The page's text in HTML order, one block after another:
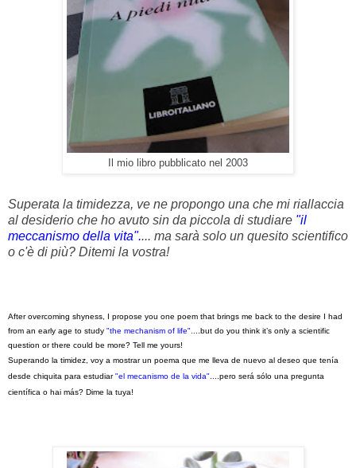
Il mio libro pubblicato nel 2003
Superata la timidezza, ve ne propongo una che mi riallaccia
al desiderio che ho avuto sin da piccola di studiare "il
meccanismo della vita".... ma sarà solo un quesito scientifico
o c'è di più? Ditemi la vostra!
After overcoming shyness, I propose you one poem that brings me back to the desire I had
from an early age to study "the mechanism of life".
...but do you think it’s only a scientific
question or there could be more? Tell me yours!
Superando la timidez , voy a mostrar un poema que me lleva de nuevo al deseo que tenía
desde chiquita para estudiar "el mecanismo de la vida" ....pero será sólo una pregunta
científica o hai más? Dime la tuya!